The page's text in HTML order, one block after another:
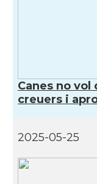
CAMON
CAMON
Canes no vol
creuers i
2025-05-25